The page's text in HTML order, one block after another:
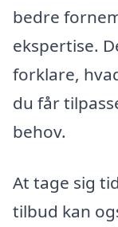
bedre
ekspertise.
forklare,
du får
behov.
At tage sig
tilbud kan